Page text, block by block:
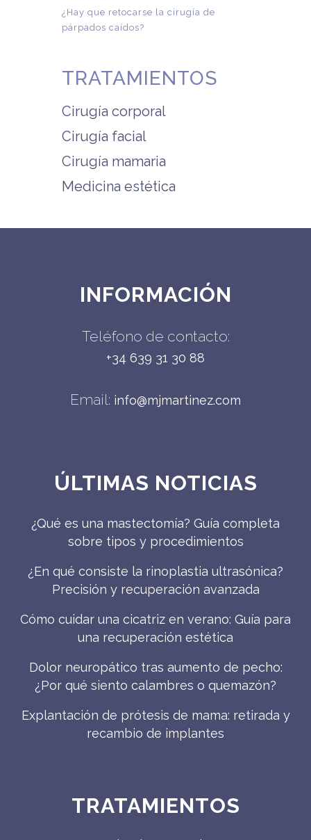
¿Hay que retocarse la cirugía de
párpados caídos?
TRATAMIENTOS
Cirugía corporal
Cirugía facial
Cirugía mamaria
Medicina estética
INFORMACIÓN
Teléfono de contacto:
+34 639 31 30 88
Email: info@mjmartinez.com
ÚLTIMAS NOTICIAS
¿Qué es una mastectomía? Guía completa
sobre tipos y procedimientos
¿En qué consiste la rinoplastia ultrasónica?
Precisión y recuperación avanzada
Cómo cuidar una cicatriz en verano: Guía para
una recuperación estética
Dolor neuropático tras aumento de pecho:
¿Por qué siento calambres o quemazón?
Explantación de prótesis de mama: retirada y
recambio de implantes
TRATAMIENTOS